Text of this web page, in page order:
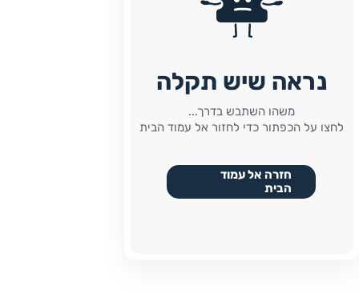
נראה שיש תקלה
משהו השתבש בדרך...
לחצו על הכפתור כדי לחזור אל עמוד הבית
חזרה אל עמוד
הבית